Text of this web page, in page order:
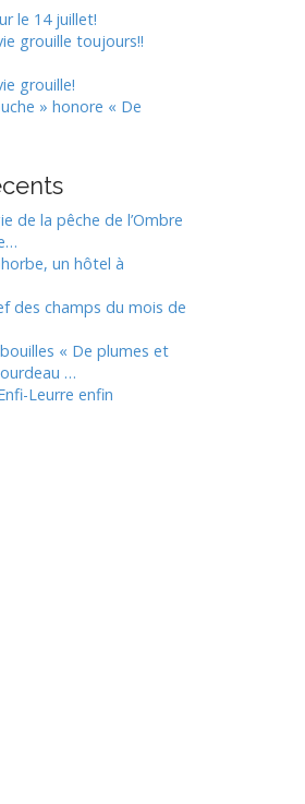
le 14 juillet!
grouille toujours!!
grouille!
» honore « De
de la pêche de l’Ombre
un hôtel à
des champs du mois de
« De plumes et
…
Leurre enfin